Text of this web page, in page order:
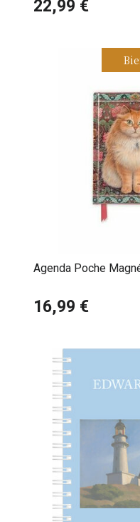
22,99 €
Agenda Poche
16,99 €